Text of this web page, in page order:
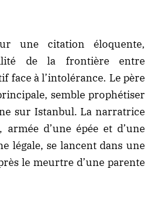
une citation éloquente,
de la frontière entre
face à l’intolérance. Le père
semble prophétiser
sur Istanbul. La narratrice
d’une épée et d’une
légale, se lancent dans une
le meurtre d’une parente